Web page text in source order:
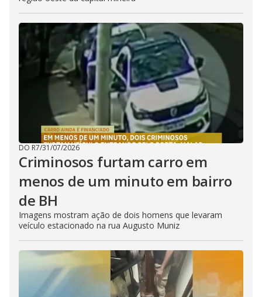
DO R7/31/07/2026
Criminosos furtam carro em
menos de um minuto em bairro
de BH
Imagens mostram ação de dois homens que levaram
veículo estacionado na rua Augusto Muniz